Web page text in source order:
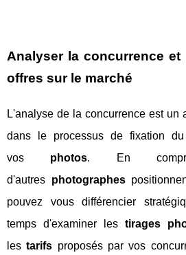
Analyser la concurrence
offres sur le marché
L'analyse de la concurrence est un
dans le processus de fixation du
vos photos. En
d'autres photographes
pouvez vous différencier
temps d'examiner les tirages
lestarifs proposés par vos